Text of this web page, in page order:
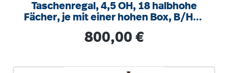
Taschenregal, 4,5 OH, 18 halbhohe
Fächer, je mit einer hohen Box, B/H/T
Regulärer Preis:
800,00 €